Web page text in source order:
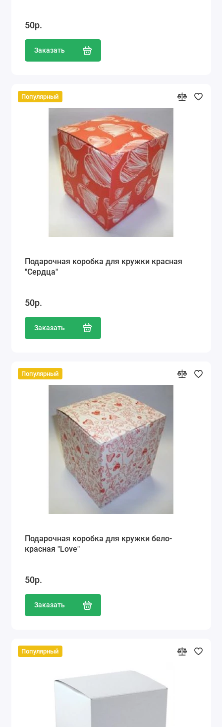
50р.
Заказать
Популярный
Подарочная коробка для кружки красная
"Сердца"
50р.
Заказать
Популярный
Подарочная коробка для кружки бело-
красная "Love"
50р.
Заказать
Популярный